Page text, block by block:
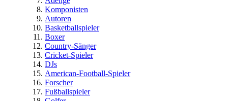
Komponisten
Autoren
Basketballspieler
Boxer
Country-Sänger
Cricket-Spieler
DJs
American-Football-Spieler
Forscher
Fußballspieler